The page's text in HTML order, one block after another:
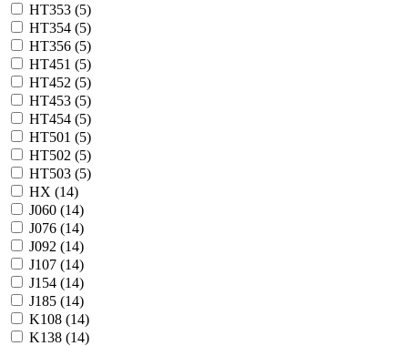
HT353 (5)
HT354 (5)
HT356 (5)
HT451 (5)
HT452 (5)
HT453 (5)
HT454 (5)
HT501 (5)
HT502 (5)
HT503 (5)
HX (14)
J060 (14)
J076 (14)
J092 (14)
J107 (14)
J154 (14)
J185 (14)
K108 (14)
K138 (14)